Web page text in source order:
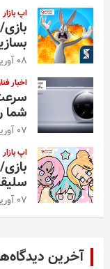
اپ بازار
08 آوریل 2024
اخبار
شما
07 آوریل 2024
اپ بازار
07 آوریل 2024
آخرین